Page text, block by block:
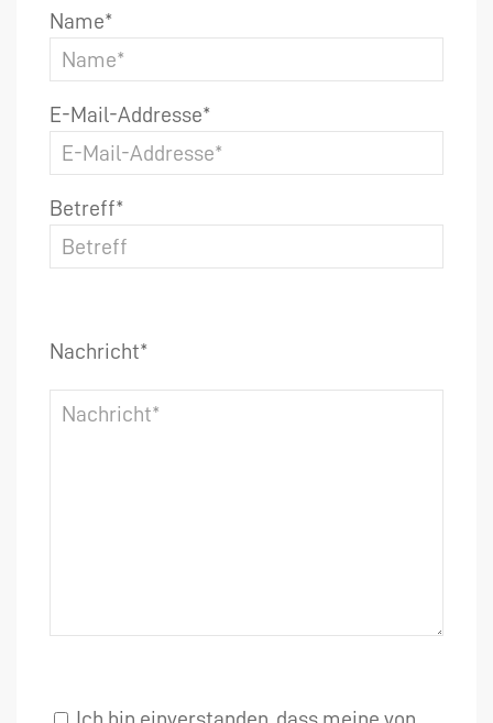
Name*
E-Mail-Addresse*
Betreff*
Nachricht*
Ich bin einverstanden, dass meine von